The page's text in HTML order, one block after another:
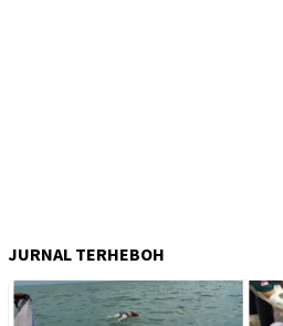
JURNAL TERHEBOH